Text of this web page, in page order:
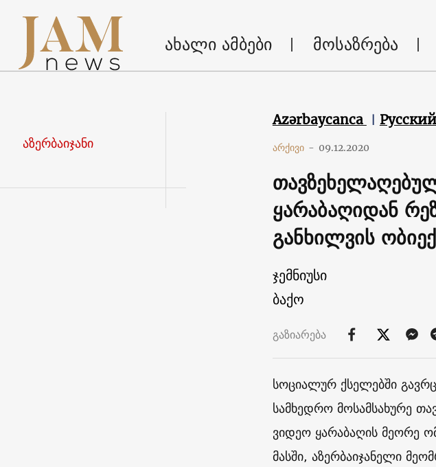
ახალი ამბები მოსაზრება
აზერბაიჯანი
Azərbaycanca Русский
არქივი - 09.12.2020
ყარაბაღიდან
განხილვის
ჯემნიუსი
ბაქო
გაზიარება
სოციალურ ქსელებში
სამხედრო მოსამსახურე
ვიდეო ყარაბაღის მეორე
მასში, აზერბაიჯანელი